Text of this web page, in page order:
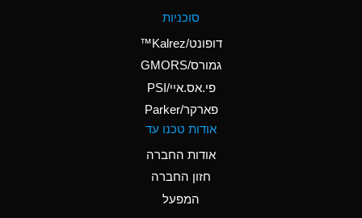
Ammonium Persulfate
Ammonium Phosphate
A
Ammonium Sulfate
A
Amyl Acetate (Banana
סוכניות
דופונט/Kalrez™
גמורס/GMORS
פי.אס.איי/PSI
פארקר/Parker
אודות טכנו עד
אודות החברה
חזון החברה
המפעל